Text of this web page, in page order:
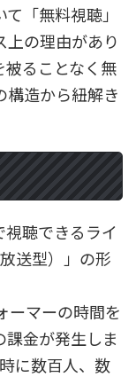
「無料視聴」
の理由があり
被ることなく無
構造から紐解き
聴できるライ
送型）」の形
ーマーの時間を
金が発生しま
に数百人、数